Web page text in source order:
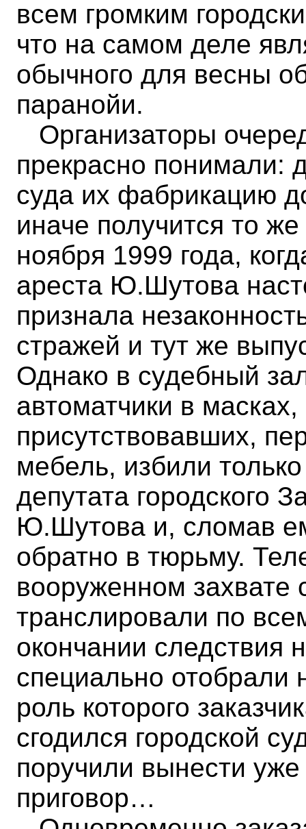
всем громким
что на самом деле
обычного для весны
паранойи.
Организаторы
прекрасно понимали:
суда их фабрикацию
иначе получится то
ноября 1999 года,
ареста Ю.Шутова
признала
стражей и тут же
Однако в судебный
автоматчики в
присутствовавших,
мебель, избили
депутата городского
Ю.Шутова и, сломав
обратно в тюрьму.
вооруженном захвате
транслировали по
окончании следствия
специально отобрали
роль которого
сгодился городской
поручили вынести
приговор…